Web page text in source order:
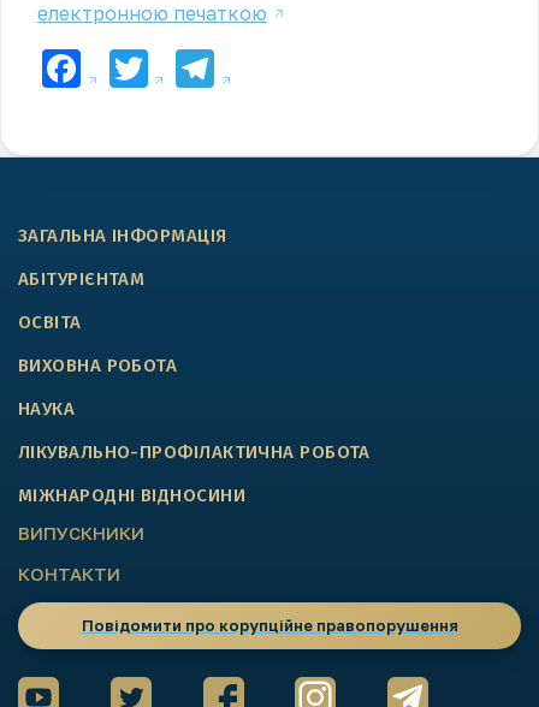
електронною печаткою
Facebook
TwitterTelegram
ЗАГАЛЬНА ІНФОРМАЦІЯ
АБІТУРІЄНТАМ
ОСВІТА
ВИХОВНА РОБОТА
НАУКА
ЛІКУВАЛЬНО-ПРОФІЛАКТИЧНА РОБОТА
МІЖНАРОДНІ ВІДНОСИНИ
ВИПУСКНИКИ
КОНТАКТИ
Повідомити про корупційне правопорушення